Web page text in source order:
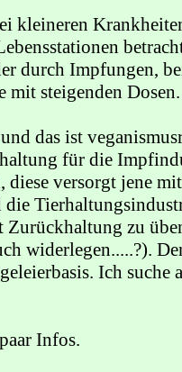
kleineren
durch Impfungen,
mit steigenden Dosen.
das ist
für die
diese versorgt jene
zu
widerlegen.....?).
Ich suche
Infos.